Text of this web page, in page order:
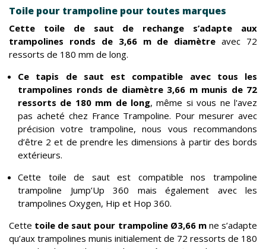
Toile pour trampoline pour toutes marques
Cette toile de saut de rechange s’adapte aux
trampolines ronds de 3,66 m de diamètre avec 72
ressorts de 180 mm de long.
Ce tapis de saut est compatible avec tous les
trampolines ronds de diamètre 3,66 m munis de 72
ressorts de 180 mm de long, même si vous ne l'avez
pas acheté chez France Trampoline. Pour mesurer avec
précision votre trampoline, nous vous recommandons
d’être 2 et de prendre les dimensions à partir des bords
extérieurs.
Cette toile de saut est compatible nos trampoline
trampoline Jump’Up 360 mais également avec les
trampolines Oxygen, Hip et Hop 360.
Cette toile de saut pour trampoline Ø3,66 mne s’adapte
qu’aux trampolines munis initialement de 72 ressorts de 180